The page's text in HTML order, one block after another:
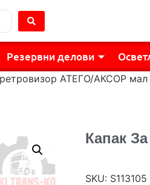
Резервни делови
АТЕГО/АКСОР мал
Капак
SKU: S113105